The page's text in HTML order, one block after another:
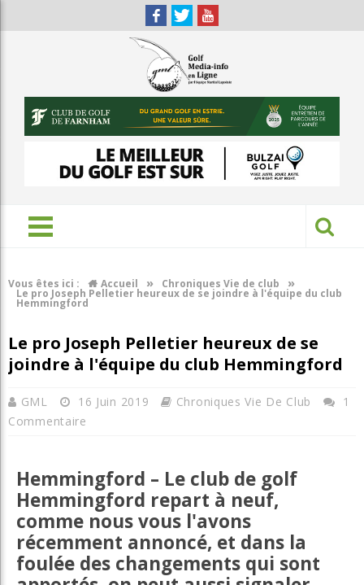
Vous êtes ici : Accueil » Chroniques Vie de club »
Le pro Joseph Pelletier heureux de se joindre à l'équipe du club
Hemmingford
Le pro Joseph Pelletier heureux de se
joindre à l'équipe du club Hemmingford
GML 16 Juin 2019 Chroniques Vie De Club
1
Commentaire
Hemmingford – Le club de golf
Hemmingford repart à neuf,
comme nous vous l'avons
récemment annoncé, et dans la
foulée des changements qui sont